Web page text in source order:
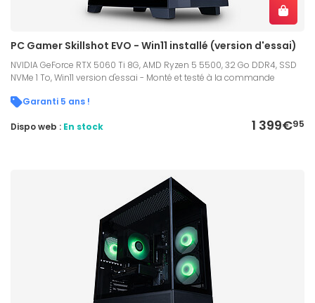
PC Gamer Skillshot EVO - Win11 installé (version d'essai)
NVIDIA GeForce RTX 5060 Ti 8G, AMD Ryzen 5 5500, 32 Go DDR4, SSD
NVMe 1 To, Win11 version d'essai - Monté et testé à la commande
Garanti 5 ans !
1 399€95
Dispo web : En stock